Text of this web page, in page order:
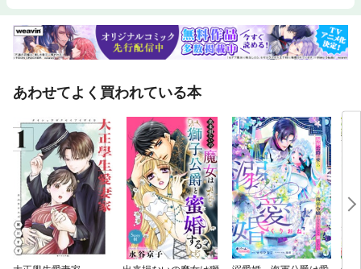
あわせてよく買われている本